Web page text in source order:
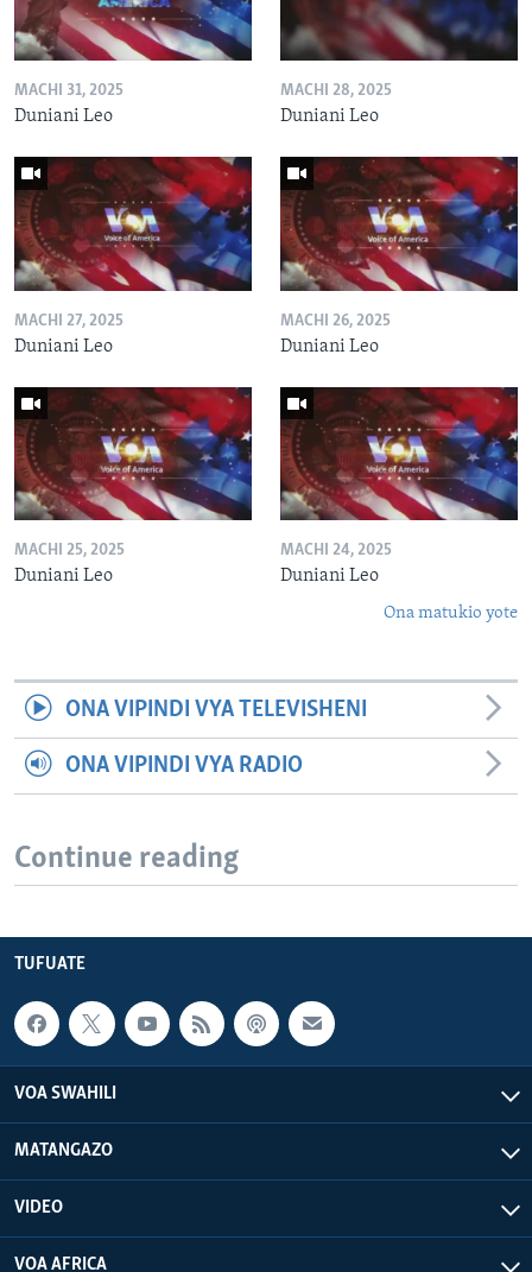
MACHI 31, 2025
Duniani Leo
MACHI 28, 2025
Duniani Leo
MACHI 27, 2025
Duniani Leo
MACHI 26, 2025
Duniani Leo
MACHI 25, 2025
Duniani Leo
MACHI 24, 2025
Duniani Leo
Ona matukio yote
ONA VIPINDI VYA TELEVISHENI
ONA VIPINDI VYA RADIO
Continue reading
TUFUATE
VOA SWAHILI
MATANGAZO
VIDEO
VOA AFRICA